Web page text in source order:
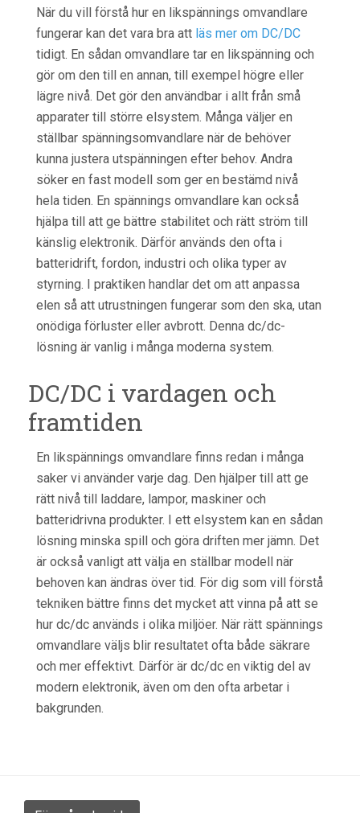
När du vill förstå hur en likspännings omvandlare
fungerar kan det vara bra att läs mer om DC/DC
tidigt. En sådan omvandlare tar en likspänning och
gör om den till en annan, till exempel högre eller
lägre nivå. Det gör den användbar i allt från små
apparater till större elsystem. Många väljer en
ställbar spänningsomvandlare när de behöver
kunna justera utspänningen efter behov. Andra
söker en fast modell som ger en bestämd nivå
hela tiden. En spännings omvandlare kan också
hjälpa till att ge bättre stabilitet och rätt ström till
känslig elektronik. Därför används den ofta i
batteridrift, fordon, industri och olika typer av
styrning. I praktiken handlar det om att anpassa
elen så att utrustningen fungerar som den ska, utan
onödiga förluster eller avbrott. Denna dc/dc-
lösning är vanlig i många moderna system.
DC/DC i vardagen och
framtiden
En likspännings omvandlare finns redan i många
saker vi använder varje dag. Den hjälper till att ge
rätt nivå till laddare, lampor, maskiner och
batteridrivna produkter. I ett elsystem kan en sådan
lösning minska spill och göra driften mer jämn. Det
är också vanligt att välja en ställbar modell när
behoven kan ändras över tid. För dig som vill förstå
tekniken bättre finns det mycket att vinna på att se
hur dc/dc används i olika miljöer. När rätt spännings
omvandlare väljs blir resultatet ofta både säkrare
och mer effektivt. Därför är dc/dc en viktig del av
modern elektronik, även om den ofta arbetar i
bakgrunden.